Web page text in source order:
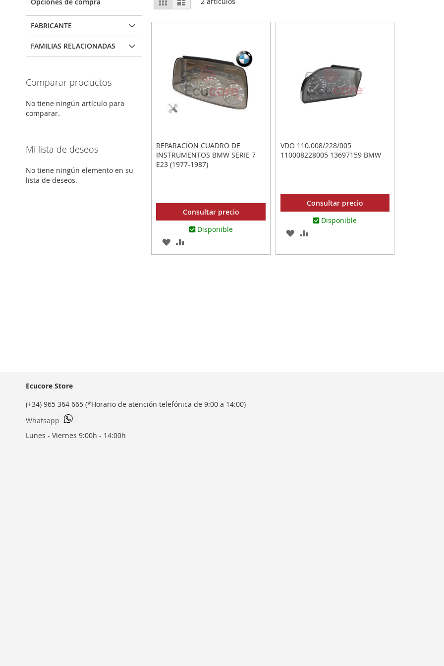
como
REPARACION CUADRO DE
INSTRUMENTOS BMW SERIE 7
E23 (1977-1987)
Consultar precio
Disponible
AGREGAR
A
PARA
VDO 110.008/228/005
110008228005 13697159 BMW
Consultar precio
Disponible
AGREGAR
LOSCOMPARAR
FABRICANTE
FAMILIAS RELACIONADAS
Comparar productos
No tiene ningún artículo para
comparar.
Mi lista de deseos
No tiene ningún elemento en su
lista de deseos.
Ecucore Store
(+34) 965 364 665 (*Horario de atención telefónica de 9:00 a 14:00)
Whatsapp
Lunes - Viernes 9:00h - 14:00h